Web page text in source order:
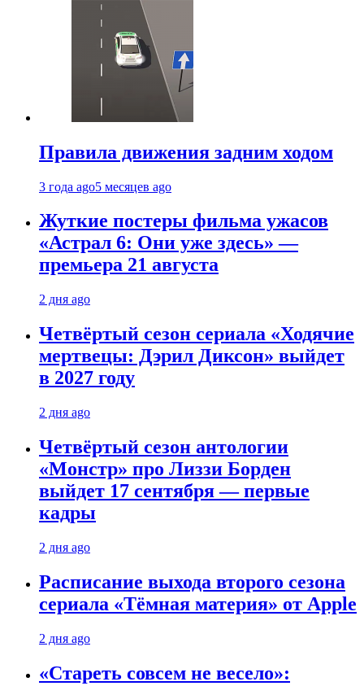
Правила движения задним ходом
3 года ago5 месяцев ago
Жуткие постеры фильма ужасов
«Астрал 6: Они уже здесь» —
премьера 21 августа
2 дня ago
Четвёртый сезон сериала «Ходячие
мертвецы: Дэрил Диксон» выйдет
в 2027 году
2 дня ago
Четвёртый сезон антологии
«Монстр» про Лиззи Борден
выйдет 17 сентября — первые
кадры
2 дня ago
Расписание выхода второго сезона
сериала «Тёмная материя» от Apple
2 дня ago
«Стареть совсем не весело»: